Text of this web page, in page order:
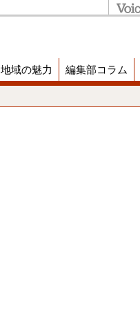
地域の魅力 編集部コラム